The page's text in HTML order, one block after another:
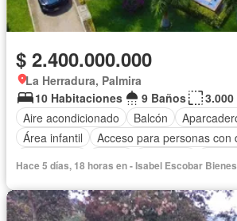
$ 2.400.000.000
La Herradura, Palmira
10 Habitaciones
9 Baños
3.000
Aire acondicionado
Balcón
Área infantil
Acceso para personas con
Patio
Hace 5 días, 18 horas en - Isabel Escobar